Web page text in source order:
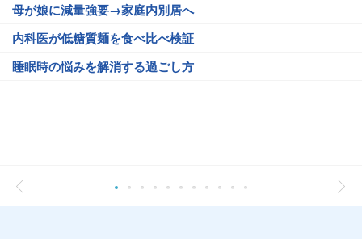
母が娘に減量強要→家庭内別居へ
内科医が低糖質麺を食べ比べ検証
睡眠時の悩みを解消する過ごし方